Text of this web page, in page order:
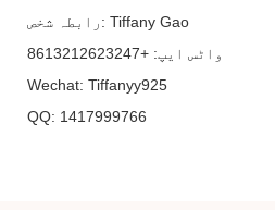
رابطہ شخص: Tiffany Gao
واٹس ایپ: +8613212623247
Wechat: Tiffanyy925
QQ: 1417999766